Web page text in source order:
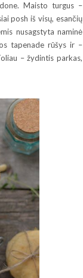
Maisto turgus –
posh iš visų, esančių
nusagstyta naminė
tapenade rūšys ir –
– žydintis parkas,